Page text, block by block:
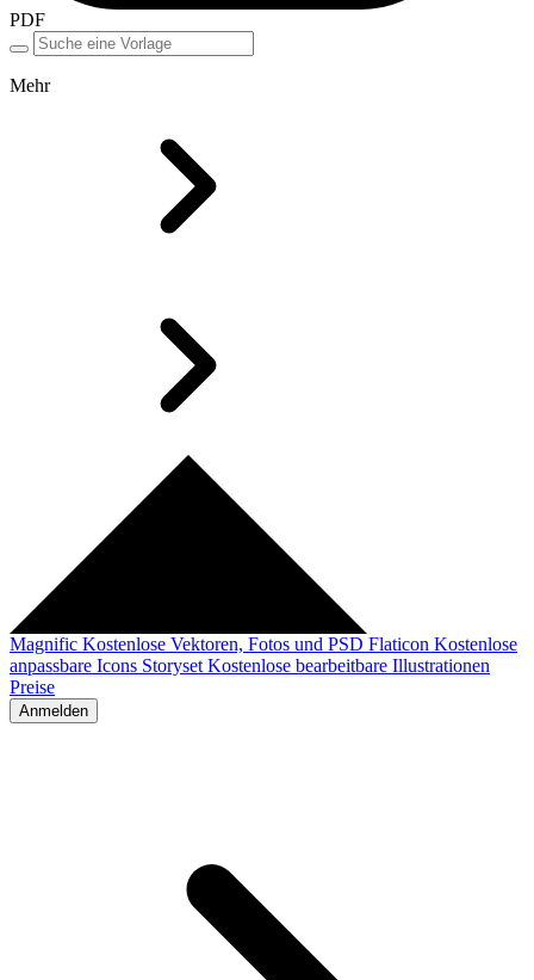
PDF
Mehr
Magnific Kostenlose Vektoren, Fotos und PSD Flaticon Kostenlose
anpassbare Icons Storyset Kostenlose bearbeitbare Illustrationen
Preise
Anmelden